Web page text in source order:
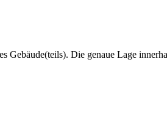
Gebäude(teils). Die genaue Lage